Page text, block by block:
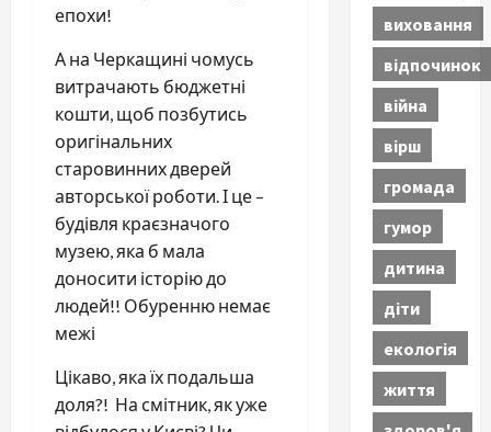
епохи!
А на Черкащині чомусь
витрачають бюджетні
кошти, щоб позбутись
оригінальних
старовинних дверей
авторської роботи. І це –
будівля краєзначого
музею, яка б мала
доносити історію до
людей!! Обуренню немає
межі
Цікаво, яка їх подальша
доля?! На смітник, як уже
виховання
відпочинок
війна
вірш
громада
гумор
дитина
діти
екологія
життя